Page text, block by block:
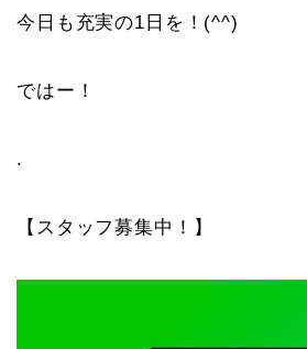
今日も充実の1日を！(^^)
ではー！
.
【スタッフ募集中！】